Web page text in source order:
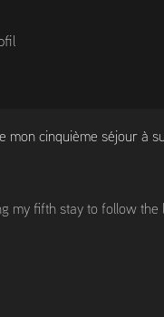
mon cinquième séjour à
my fifth stay to follow